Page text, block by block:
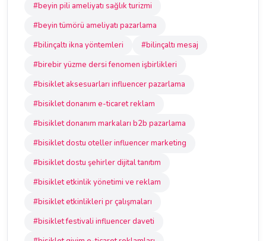
#beyin pili ameliyatı sağlık turizmi
#beyin tümörü ameliyatı pazarlama
#bilinçaltı ikna yöntemleri
#bilinçaltı mesaj
#birebir yüzme dersi fenomen işbirlikleri
#bisiklet aksesuarları influencer pazarlama
#bisiklet donanım e-ticaret reklam
#bisiklet donanım markaları b2b pazarlama
#bisiklet dostu oteller influencer marketing
#bisiklet dostu şehirler dijital tanıtım
#bisiklet etkinlik yönetimi ve reklam
#bisiklet etkinlikleri pr çalışmaları
#bisiklet festivali influencer daveti